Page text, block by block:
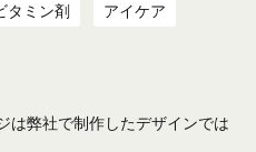
タミン剤 アイケア
は弊社で制作したデザインでは